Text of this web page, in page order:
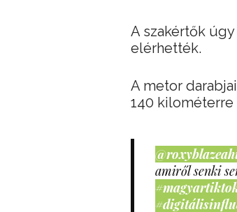
A szakértők
elérhették.
A metor
140
amiről senki